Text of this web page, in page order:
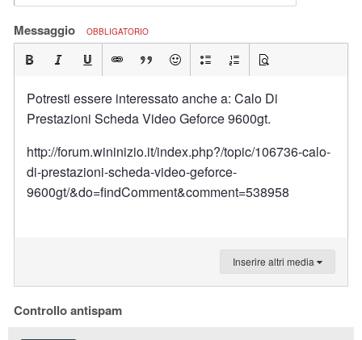
Messaggio OBBLIGATORIO
Potresti essere interessato anche a: Calo Di
Prestazioni Scheda Video Geforce 9600gt.
http://forum.wininizio.it/index.php?/topic/106736-calo-
di-prestazioni-scheda-video-geforce-
9600gt/&do=findComment&comment=538958
Inserire altri media
Controllo antispam